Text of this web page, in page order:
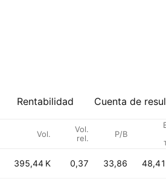
Rentabilidad Cuenta de
Vol.
Vol.
rel.
P/B
395,44 K 0,37 33,86 48,41